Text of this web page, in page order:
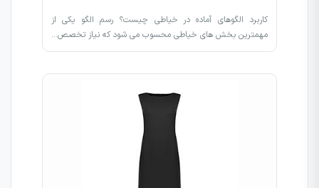
کاربرد الگوهای آماده در خیاطی چیست؟ رسم الگو یکی از
مهمترین بخش های خیاطی محسوب می شود که نیاز تخصص…